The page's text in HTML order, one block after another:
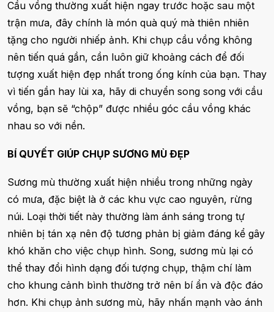
Cầu vồng thường xuất hiện ngay trước hoặc sau một
trận mưa, đây chính là món quà quý mà thiên nhiên
tặng cho người nhiếp ảnh. Khi chụp cầu vồng không
nên tiến quá gần, cần luôn giữ khoảng cách để đối
tượng xuất hiện đẹp nhất trong ống kính của bạn. Thay
vì tiến gần hay lùi xa, hãy di chuyển song song với cầu
vồng, bạn sẽ “chộp” được nhiều góc cầu vồng khác
nhau so với nền.
BÍ QUYẾT GIÚP CHỤP SƯƠNG MÙ ÐẸP
Sương mù thường xuất hiện nhiều trong những ngày
có mưa, đặc biệt là ở các khu vực cao nguyên, rừng
núi. Loại thời tiết này thường làm ánh sáng trong tự
nhiên bị tán xạ nên độ tương phản bị giảm đáng kể gây
khó khăn cho việc chụp hình. Song, sương mù lại có
thể thay đổi hình dạng đối tượng chụp, thậm chí làm
cho khung cảnh bình thường trở nên bí ẩn và độc đáo
hơn. Khi chụp ảnh sương mù, hãy nhấn mạnh vào ánh